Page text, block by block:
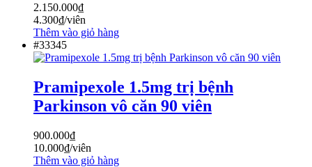
2.150.000₫
4.300₫/viên
Thêm vào giỏ hàng
#33345
Pramipexole 1.5mg trị bệnh
Parkinson vô căn 90 viên
900.000₫
10.000₫/viên
Thêm vào giỏ hàng